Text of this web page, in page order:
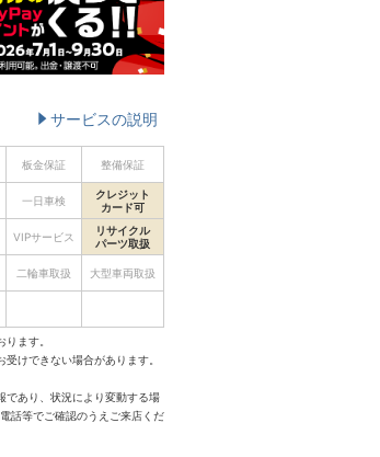
サービスの説明
板金保証 整備保証
一日車検
クレジット
カード可
VIPサービス
リサイクル
パーツ取扱
二輪車取扱 大型車両取扱
ます。
けできない場合があります。
であり、状況により変動する場
話等でご確認のうえご来店くだ